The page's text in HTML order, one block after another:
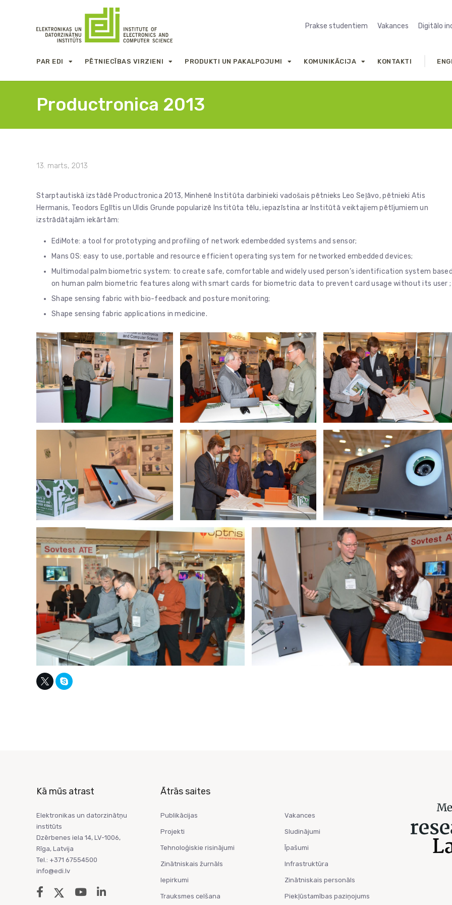
Prakse studentiem Vakances Digitālo
PAR EDI PĒTNIECĪBAS VIRZIENI PRODUKTI UN PAKALPOJUMI KOMUNIKĀCIJA KONTAKTI
Productronica 2013
13. marts, 2013
Starptautiskā izstādē Productronica 2013, Minhenē Institūta darbinieki vadošais pētnieks Leo Seļāvo, pētnieki Atis
Hermanis, Teodors Eglītis un Uldis Grunde popularizē Institūta tēlu, iepazīstina ar Institūtā veiktajiem pētījumiem un
izstrādātajām iekārtām:
EdiMote: a tool for prototyping and profiling of network edembedded systems and sensor;
Mans OS: easy to use, portable and resource efficient operating system for networked embedded devices;
Multimodal palm biometric system: to create safe, comfortable and widely used person’s identification system
on human palm biometric features along with smart cards for biometric data to prevent card usage without its user ;
Shape sensing fabric with bio-feedback and posture monitoring;
Shape sensing fabric applications in medicine.
Kā mūs atrast
Elektronikas un datorzinātņu
institūts
Dzērbenes iela 14, LV-1006,
Rīga, Latvija
Tel.: +371 67554500
info@edi.lv
Ātrās saites
Publikācijas
Projekti
Tehnoloģiskie risinājumi
Zinātniskais žurnāls
Iepirkumi
Trauksmes celšana
Vakances
Sludinājumi
Īpašumi
Infrastruktūra
Zinātniskais personāls
Piekļūstamības paziņojums